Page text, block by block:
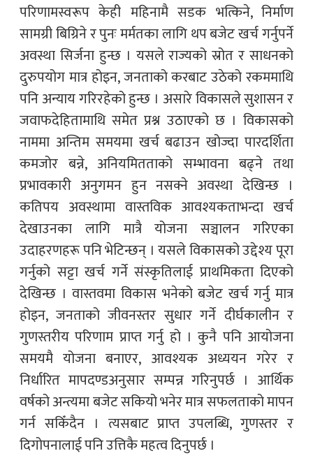
परिणामस्वरूप केही महिनामै सडक भत्किने, निर्माण
सामग्री बिग्रिने र पुनः मर्मतका लागि थप बजेट खर्च गर्नुपर्ने
अवस्था सिर्जना हुन्छ । यसले राज्यको स्रोत र साधनको
दुरुपयोग मात्र होइन, जनताको करबाट उठेको रकममाथि
पनि अन्याय गरिरहेको हुन्छ । असारे विकासले सुशासन र
जवाफदेहितामाथि समेत प्रश्न उठाएको छ । विकासको
नाममा अन्तिम समयमा खर्च बढाउन खोज्दा पारदर्शिता
कमजोर बन्ने, अनियमितताको सम्भावना बढ्ने तथा
प्रभावकारी अनुगमन हुन नसक्ने अवस्था देखिन्छ ।
कतिपय अवस्थामा वास्तविक आवश्यकताभन्दा खर्च
देखाउनका लागि मात्रै योजना सञ्चालन गरिएका
उदाहरणहरू पनि भेटिन्छन् । यसले विकासको उद्देश्य पूरा
गर्नुको सट्टा खर्च गर्ने संस्कृतिलाई प्राथमिकता दिएको
देखिन्छ । वास्तवमा विकास भनेको बजेट खर्च गर्नु मात्र
होइन, जनताको जीवनस्तर सुधार गर्ने दीर्घकालीन र
गुणस्तरीय परिणाम प्राप्त गर्नु हो । कुनै पनि आयोजना
समयमै योजना बनाएर, आवश्यक अध्ययन गरेर र
निर्धारित मापदण्डअनुसार सम्पन्न गरिनुपर्छ । आर्थिक
वर्षको अन्त्यमा बजेट सकियो भनेर मात्र सफलताको मापन
गर्न सकिँदैन । त्यसबाट प्राप्त उपलब्धि, गुणस्तर र
दिगोपनालाई पनि उत्तिकै महत्व दिनुपर्छ ।